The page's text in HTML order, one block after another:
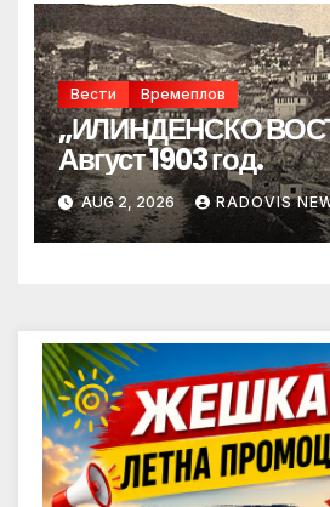
Вести Времеплов
„ИЛИНДЕНСКО
Август 1903 год.
AUG 2, 2026 RADOVIS